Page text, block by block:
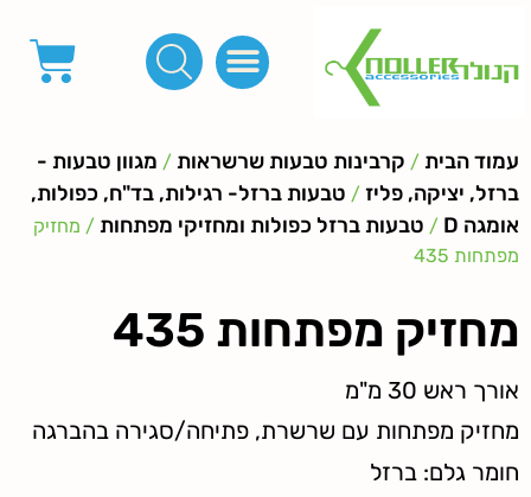
עמוד הבית / קרבינות טבעות שרשראות / מגוון טבעות -
ברזל, יציקה, פליז / טבעות ברזל- רגילות, בד"ח, כפולות,
אומגה D
/ טבעות ברזל כפולות ומחזיקי מפתחות / מחזיק
מפתחות 435
מחזיק מפתחות 435
אורך ראש 30 מ"מ
מחזיק מפתחות עם שרשרת, פתיחה/סגירה בהברגה
חומר גלם: ברזל